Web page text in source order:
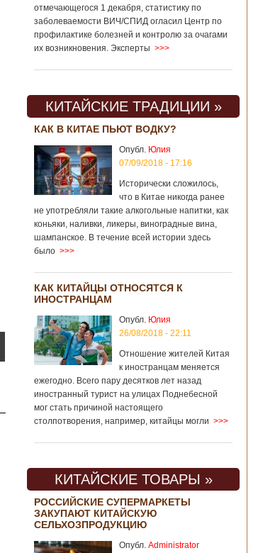
отмечающегося 1 декабря, статистику по
заболеваемости ВИЧ/СПИД огласил Центр по
профилактике болезней и контролю за очагами
их возникновения. Эксперты >>>
КИТАЙСКИЕ ТРАДИЦИИ »
КАК В КИТАЕ ПЬЮТ ВОДКУ?
Опубл. Юлия
07/09/2018 - 17:16
Исторически сложилось,
что в Китае никогда ранее
не употребляли такие алкогольные напитки, как
коньяки, наливки, ликеры, виноградные вина,
шампанское. В течение всей истории здесь
было >>>
КАК КИТАЙЦЫ ОТНОСЯТСЯ К
ИНОСТРАНЦАМ
Опубл. Юлия
26/08/2018 - 22:11
Отношение жителей Китая
к иностранцам меняется
ежегодно. Всего пару десятков лет назад
иностранный турист на улицах Поднебесной
мог стать причиной настоящего
столпотворения, например, китайцы могли >>>
КИТАЙСКИЕ ТОВАРЫ »
РОССИЙСКИЕ СУПЕРМАРКЕТЫ
ЗАКУПАЮТ КИТАЙСКУЮ
СЕЛЬХОЗПРОДУКЦИЮ
Опубл. Administrator